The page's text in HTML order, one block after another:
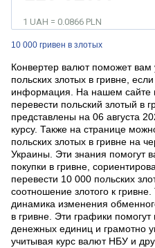
10 000 гривен в злотых
1 UAH = 0.0866 PLN
Конвертер валют поможет вам
польских злотых в гривне,
информация. На нашем сайте
перевести польский злотый в
представлены на 06 августа
курсу. Также на странице
польских злотых в гривне на
Украины. Эти знания помогут
покупки в гривне,
перевести 10 000 польских
соотношение злотого к
динамика изменения
в гривне. Эти графики
денежных единиц и грамотно
учитывая курс валют НБУ и